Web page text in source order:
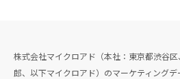
株式会社マイクロアド（本社：東京都渋谷
郎、以下マイクロアド）のマーケティング